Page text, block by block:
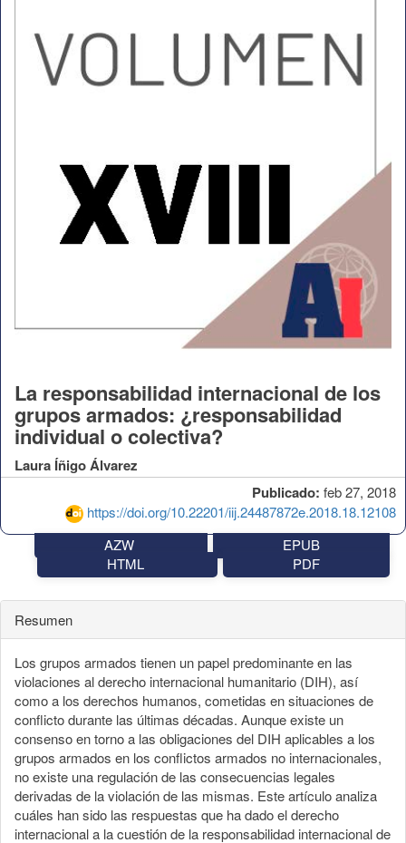
Publicado: feb 27, 2018
https://doi.org/10.22201/iij.24487872e.2018.18.12108
La responsabilidad internacional de los
grupos armados: ¿responsabilidad
individual o colectiva?
Laura Íñigo Álvarez
AZW
EPUB
HTML
PDF
Resumen
Los grupos armados tienen un papel predominante en las
violaciones al derecho internacional humanitario (DIH), así
como a los derechos humanos, cometidas en situaciones de
conflicto durante las últimas décadas. Aunque existe un
consenso en torno a las obligaciones del DIH aplicables a los
grupos armados en los conflictos armados no internacionales,
no existe una regulación de las consecuencias legales
derivadas de la violación de las mismas. Este artículo analiza
cuáles han sido las respuestas que ha dado el derecho
internacional a la cuestión de la responsabilidad internacional de